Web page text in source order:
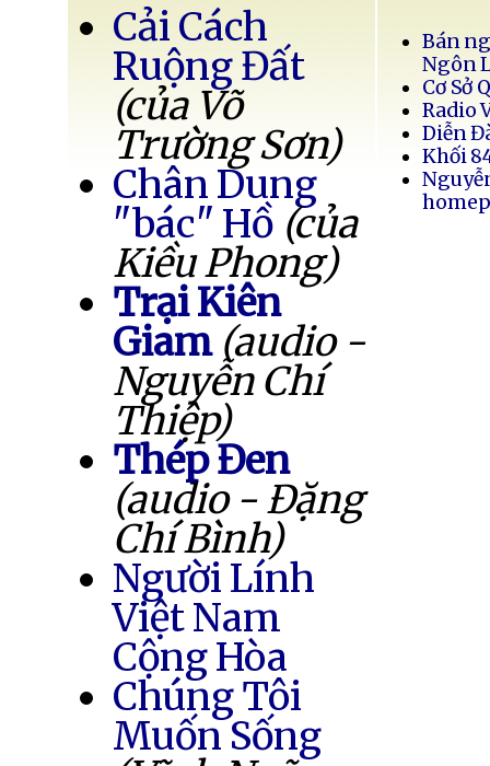
Cải Cách
Ruộng Đất
(của Võ
Trường Sơn)
Chân Dung
"bác" Hồ (của
Kiều Phong)
Trại Kiên
Giam (audio -
Nguyễn Chí
Thiệp)
Thép Đen
(audio - Đặng
Chí Bình)
Người Lính
Việt Nam
Cộng Hòa
Chúng Tôi
Muốn Sống
Bán
Ngôn
Cơ Sở
Radio
Diễn
Khối